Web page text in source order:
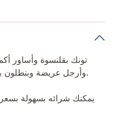
تونك بقلنسوة وأساور
وأرجل عريضة وبنطلون بدون جيوب من بين أكثر الموديلات شعبية في الموسم الجديد.
يمكنك شرائه بسهولة